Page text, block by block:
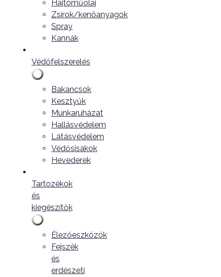
Hajtóműolaj
Zsírok/kenőanyagok
Spray
Kannák
Védőfelszerelés
Bakancsok
Kesztyűk
Munkaruházat
Hallásvédelem
Látásvédelem
Védősisakok
Hevederek
Tartozékok
és
kiegészítők
Élezőeszközök
Fejszék
és
erdészeti